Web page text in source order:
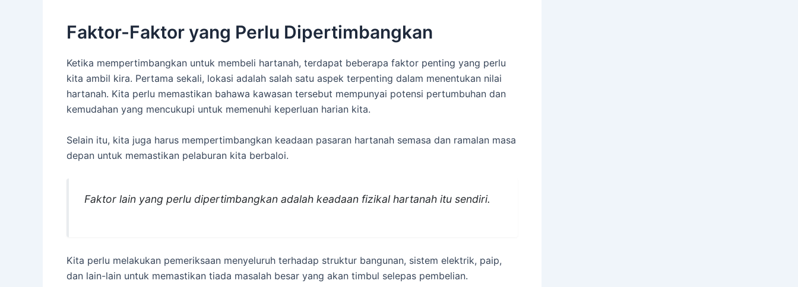
Faktor-Faktor yang Perlu Dipertimbangkan
Ketika mempertimbangkan untuk membeli hartanah, terdapat beberapa faktor penting yang perlu
kita ambil kira. Pertama sekali, lokasi adalah salah satu aspek terpenting dalam menentukan nilai
hartanah. Kita perlu memastikan bahawa kawasan tersebut mempunyai potensi pertumbuhan dan
kemudahan yang mencukupi untuk memenuhi keperluan harian kita.
Selain itu, kita juga harus mempertimbangkan keadaan pasaran hartanah semasa dan ramalan masa
depan untuk memastikan pelaburan kita berbaloi.
Faktor lain yang perlu dipertimbangkan adalah keadaan fizikal hartanah itu sendiri.
Kita perlu melakukan pemeriksaan menyeluruh terhadap struktur bangunan, sistem elektrik, paip,
dan lain-lain untuk memastikan tiada masalah besar yang akan timbul selepas pembelian.